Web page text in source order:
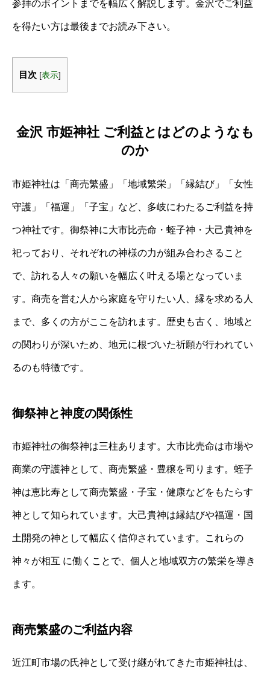
参拝のポイントまでを幅広く解説します。金沢でご利益
を得たい方は最後までお読み下さい。
目次 [表示]
金沢 市姫神社 ご利益とはどのようなも
のか
市姫神社は「商売繁盛」「地域繁栄」「縁結び」「女性
守護」「福運」「子宝」など、多岐にわたるご利益を持
つ神社です。御祭神に大市比売命・蛭子神・大己貴神を
祀っており、それぞれの神様の力が組み合わさること
で、訪れる人々の願いを幅広く叶える場となっていま
す。商売を営む人から家庭を守りたい人、縁を求める人
まで、多くの方がここを訪れます。歴史も古く、地域と
の関わりが深いため、地元に根づいた祈願が行われてい
るのも特徴です。
御祭神と神度の関係性
市姫神社の御祭神は三柱あります。大市比売命は市場や
商業の守護神として、商売繁盛・豊穣を司ります。蛭子
神は恵比寿として商売繁盛・子宝・健康などをもたらす
神として知られています。大己貴神は縁結びや福運・国
土開発の神として幅広く信仰されています。これらの
神々が相互 に働くことで、個人と地域双方の繁栄を導き
ます。
商売繁盛のご利益内容
近江町市場の氏神として受け継がれてきた市姫神社は、